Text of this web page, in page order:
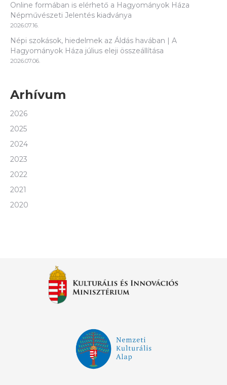
Online formában is elérhető a Hagyományok Háza
Népművészeti Jelentés kiadványa
2026.07.16.
Népi szokások, hiedelmek az Áldás havában | A
Hagyományok Háza július eleji összeállítása
2026.07.06.
Arhívum
2026
2025
2024
2023
2022
2021
2020